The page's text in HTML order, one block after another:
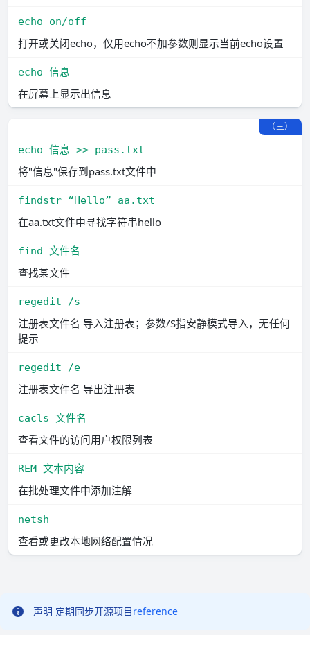
echo on/off
打开或关闭echo，仅用echo不加参数则显示当前echo设置
echo 信息
在屏幕上显示出信息
（三）
echo 信息 >> pass.txt
将"信息"保存到pass.txt文件中
findstr “Hello” aa.txt
在aa.txt文件中寻找字符串hello
find 文件名
查找某文件
regedit /s
注册表文件名 导入注册表；参数/S指安静模式导入，无任何
提示
regedit /e
注册表文件名 导出注册表
cacls 文件名
查看文件的访问用户权限列表
REM 文本内容
在批处理文件中添加注解
netsh
查看或更改本地网络配置情况
声明 定期同步开源项目reference